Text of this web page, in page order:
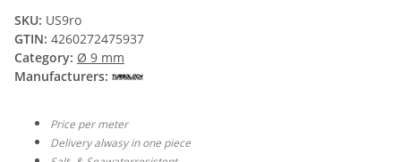
SKU: US9ro
GTIN: 4260272475937
Category: Ø 9 mm
Manufacturers:
Price per meter
Delivery alwasy in one piece